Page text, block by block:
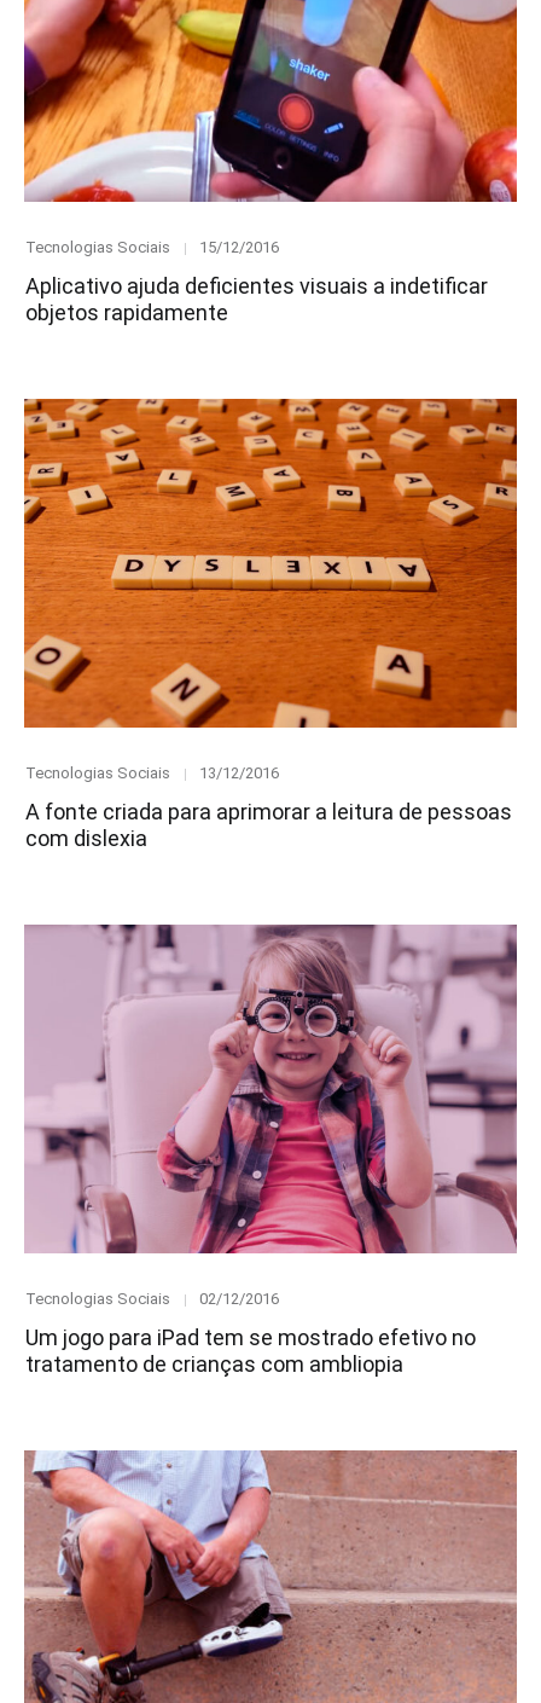
Category
Tecnologias Sociais
Posted
15/12/2016
Aplicativo ajuda deficientes visuais a indetificar
objetos rapidamente
Category
Tecnologias Sociais
Posted
13/12/2016
A fonte criada para aprimorar a leitura de pessoas
com dislexia
Category
Tecnologias Sociais
Posted
02/12/2016
Um jogo para iPad tem se mostrado efetivo no
tratamento de crianças com ambliopia